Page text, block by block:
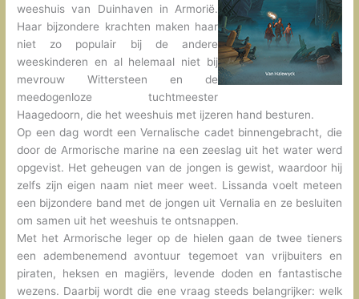
weeshuis van Duinhaven in Armorië.
Haar bijzondere krachten maken haar
niet zo populair bij de andere
weeskinderen en al helemaal niet bij
mevrouw Wittersteen en de
meedogenloze tuchtmeester
Haagedoorn, die het weeshuis met ijzeren hand besturen.
Op een dag wordt een Vernalische cadet binnengebracht, die
door de Armorische marine na een zeeslag uit het water werd
opgevist. Het geheugen van de jongen is gewist, waardoor hij
zelfs zijn eigen naam niet meer weet. Lissanda voelt meteen
een bijzondere band met de jongen uit Vernalia en ze besluiten
om samen uit het weeshuis te ontsnappen.
Met het Armorische leger op de hielen gaan de twee tieners
een adembenemend avontuur tegemoet van vrijbuiters en
piraten, heksen en magiërs, levende doden en fantastische
wezens. Daarbij wordt die ene vraag steeds belangrijker: welk